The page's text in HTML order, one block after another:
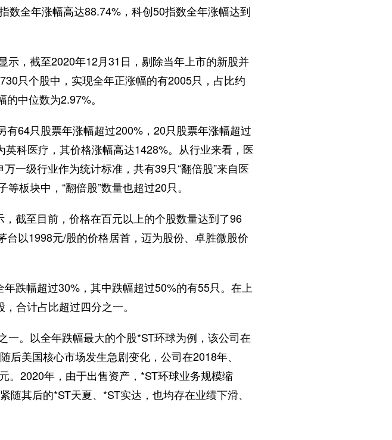
数全年涨幅高达88.74%，科创50指数全年涨幅达到
，截至2020年12月31日，剔除当年上市的新股并
只个股中，实现全年正涨幅的有2005只，占比约
中位数为2.97%。
64只股票年涨幅超过200%，20只股票年涨幅超过
科医疗，其价格涨幅高达1428%。从行业来看，医
一级行业作为统计标准，共有39只“翻倍股”来自医
板块中，“翻倍股”数量也超过20只。
截至目前，价格在百元以上的个股数量达到了96
以1998元/股的价格居首，迈为股份、卓胜微股价
幅超过30%，其中跌幅超过50%的有55只。在上
合计占比超过四分之一。
。以全年跌幅最大的个股*ST环球为例，该公司在
美国核心市场发生急剧变化，公司在2018年、
。2020年，由于出售资产，*ST环球业务规模缩
其后的*ST天夏、*ST实达，也均存在业绩下滑、